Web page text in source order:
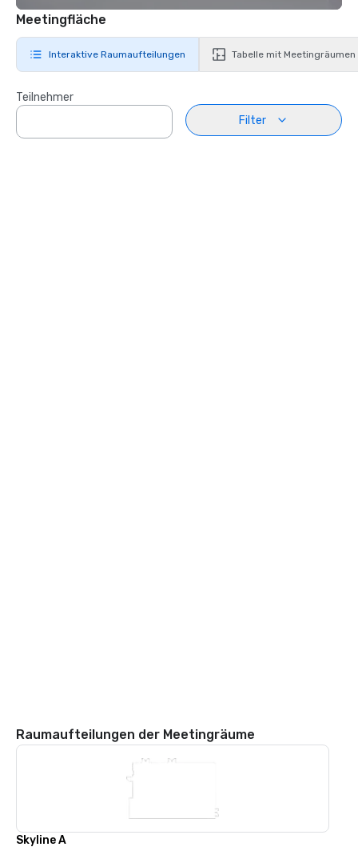
Meetingfläche
Interaktive Raumaufteilungen Tabelle mit Meetingräumen
Teilnehmer
Filter
Raumaufteilungen der Meetingräume
Skyline A